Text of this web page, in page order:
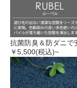
抗菌防臭＆防ダニで
￥5,500(税込)~